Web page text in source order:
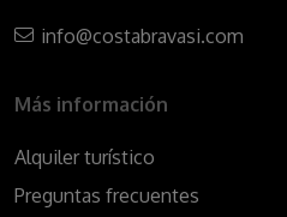
info@costabravasi.com
Más información
Alquiler turístico
Preguntas frecuentes